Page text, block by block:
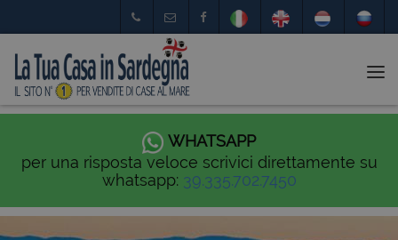
WHATSAPP
per una risposta veloce scrivici direttamente su
whatsapp: 39.335.702.7450